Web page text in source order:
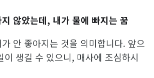
않았는데, 내가 물에 빠지는 꿈
안 좋아지는 것을 의미합니다. 앞으
이 생길 수 있으니, 매사에 조심하시